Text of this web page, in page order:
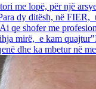
me lopë, për një
dy ditësh, në FIER,
qe shofer me
mirë, e kam
dhe ka mbetur në